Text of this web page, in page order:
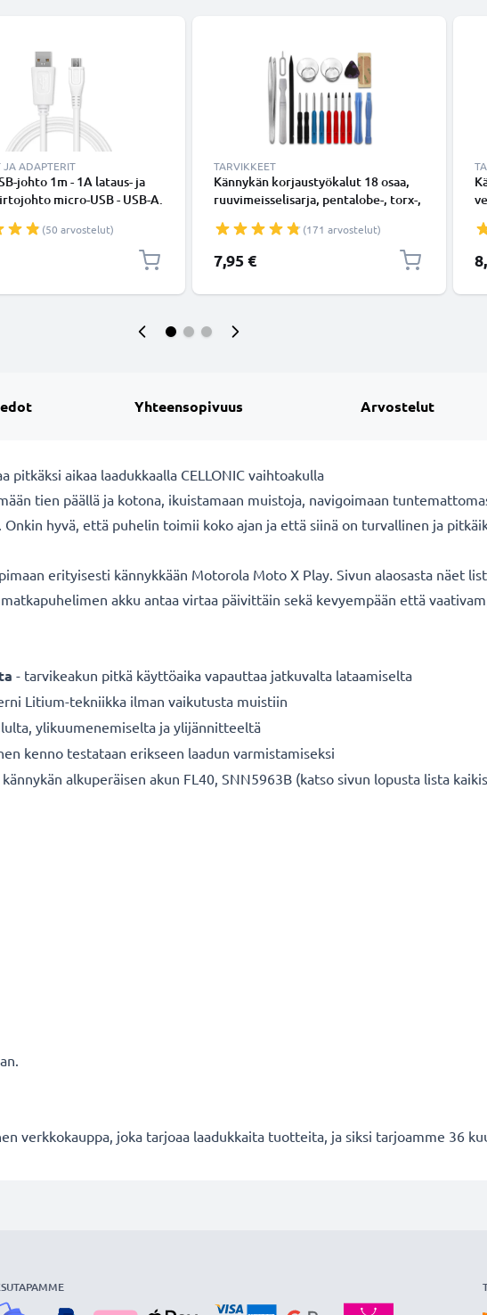
JA ADAPTERIT
johto 1m - 1A lataus- ja
micro-USB - USB-A.
(50 arvostelut)
TARVIKKEET
Kännykän korjaustyökalut 18 osaa,
ruuvimeisselisarja, pentalobe-, torx-,
imukuppi, pinsetit ja tarra -
älypuhelimen avaustyökalut
tarkkuustyöhön
(171 arvostelut)
7,95 €
Yhteensopivuus Arvostelut
aikaa laadukkaalla CELLONIC vaihtoakulla
tien päällä ja kotona, ikuistamaan muistoja, navigoimaan
hyvä, että puhelin toimii koko ajan ja että siinä on turvallinen ja
erityisesti kännykkään Motorola Moto X Play. Sivun alaosasta näet
akku antaa virtaa päivittäin sekä kevyempään että
- tarvikeakun pitkä käyttöaika vapauttaa jatkuvalta lataamiselta
Litium-tekniikka ilman vaikutusta muistiin
ylikuumenemiselta ja ylijännitteeltä
kenno testataan erikseen laadun varmistamiseksi
alkuperäisen akun FL40, SNN5963B (katso sivun lopusta lista
verkkokauppa, joka tarjoaa laadukkaita tuotteita, ja siksi tarjoamme 36